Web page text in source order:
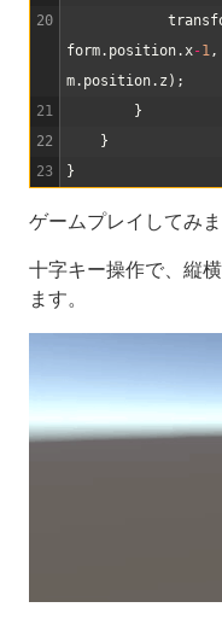
20
21
22
23
form. position.x-1,
m. position. z ) ;
}
}
}
ゲームプレイしてみま
十字キー操作で、縦
ます。